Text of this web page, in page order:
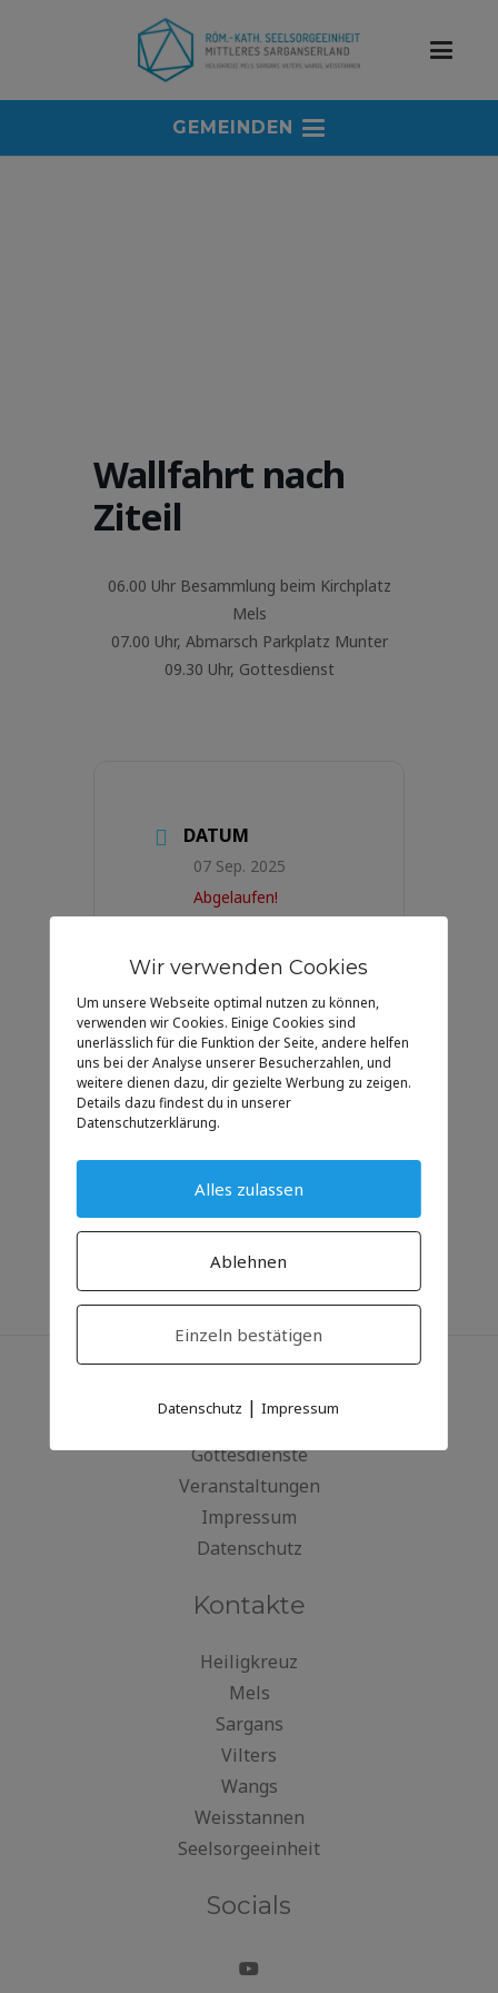
GEMEINDEN
Wallfahrt nach
Ziteil
06.00 Uhr Besammlung beim Kirchplatz
Mels
07.00 Uhr, Abmarsch Parkplatz Munter
09.30 Uhr, Gottesdienst
DATUM
07 Sep. 2025
Abgelaufen!
UHRZEIT
06:00
KATEGORIE
Anlass
für Familien
Informationen
Gottesdienste
Veranstaltungen
Impressum
Datenschutz
Kontakte
Heiligkreuz
Mels
Sargans
Vilters
Wangs
Weisstannen
Seelsorgeeinheit
Socials
Wir verwenden Cookies
Um unsere Webseite optimal nutzen zu können,
verwenden wir Cookies. Einige Cookies sind
unerlässlich für die Funktion der Seite, andere helfen
uns bei der Analyse unserer Besucherzahlen, und
weitere dienen dazu, dir gezielte Werbung zu zeigen.
Details dazu findest du in unserer
Datenschutzerklärung.
Alles zulassen
Ablehnen
Einzeln bestätigen
Datenschutz |Impressum